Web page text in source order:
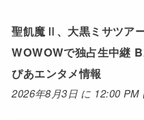
聖飢魔Ⅱ、大黒ミサツア
WOWOWで独占生中継
ぴあエンタメ情報
2026年8月3日 に 12:00 PM